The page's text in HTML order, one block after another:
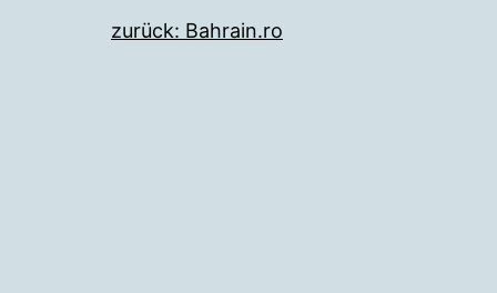
zurück: Bahrain.ro